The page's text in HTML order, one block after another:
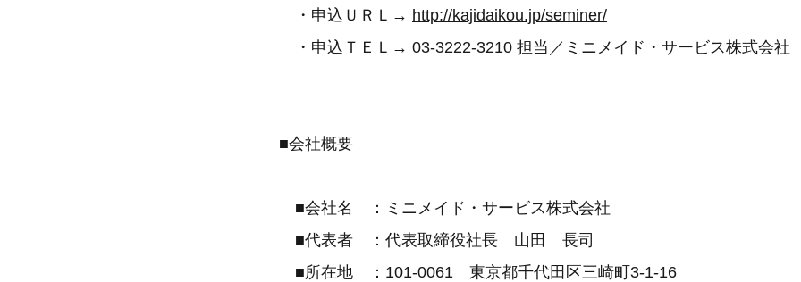
・申込ＵＲＬ→ http://kajidaikou.jp/seminer/
・申込ＴＥＬ→ 03-3222-3210 担当／ミニメイド・サービス株式会
■会社概要
■会社名 ：ミニメイド・サービス株式会社
■代表者 ：代表取締役社長 山田 長司
■所在地 ：101-0061 東京都千代田区三崎町3-1-16